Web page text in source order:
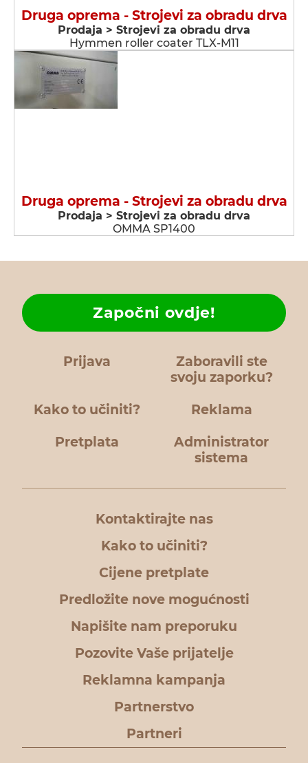
Druga oprema - Strojevi za obradu drva
Prodaja > Strojevi za obradu drva
Hymmen roller coater TLX-M11
Druga oprema - Strojevi za obradu drva
Prodaja > Strojevi za obradu drva
OMMA SP1400
Prijava
Zaboravili ste
svoju zaporku?
Kako to učiniti?
Započni ovdje!
Reklama
Pretplata
Administrator
sistema
Kontaktirajte nas
Kako to učiniti?
Cijene pretplate
Predložite nove mogućnosti
Napišite nam preporuku
Pozovite Vaše prijatelje
Reklamna kampanja
Partnerstvo
Partneri